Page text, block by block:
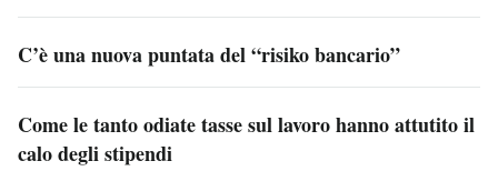
C’è una nuova puntata del “risiko bancario”
Come le tanto odiate tasse sul lavoro hanno attutito il
calo degli stipendi